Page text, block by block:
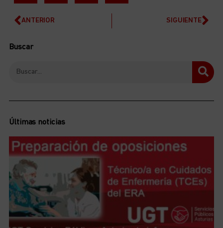
ANTERIOR SIGUIENTE
Buscar
Últimas noticias